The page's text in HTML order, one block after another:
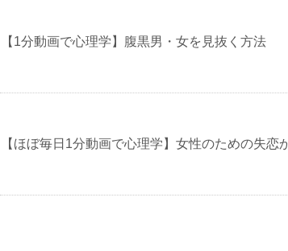
【1分動画で心理学】腹黒男・女を見抜く方法
【ほぼ毎日1分動画で心理学】女性のための失恋